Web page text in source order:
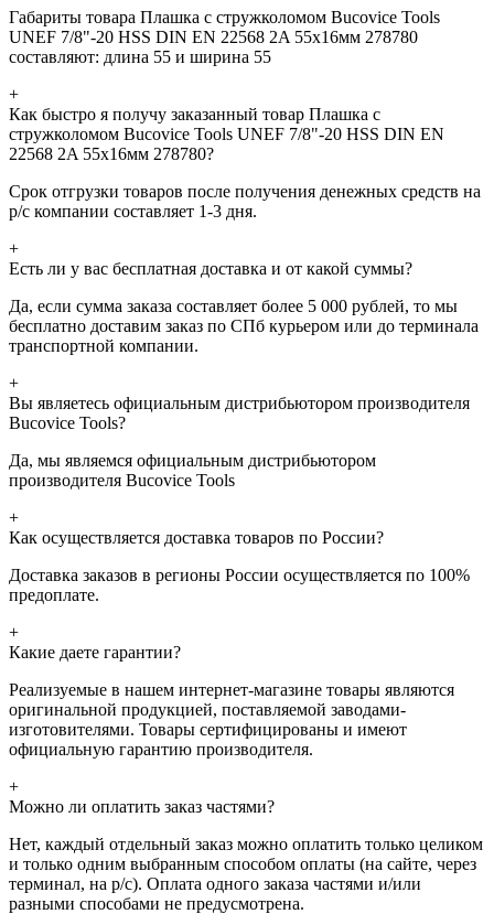
Габариты товара Плашка с стружколомом Bucovice Tools
UNEF 7/8"-20 HSS DIN EN 22568 2A 55x16мм 278780
составляют: длина 55 и ширина 55
+
Как быстро я получу заказанный товар Плашка с
стружколомом Bucovice Tools UNEF 7/8"-20 HSS DIN EN
22568 2A 55x16мм 278780?
Срок отгрузки товаров после получения денежных средств на
р/с компании составляет 1-3 дня.
+
Есть ли у вас бесплатная доставка и от какой суммы?
Да, если сумма заказа составляет более 5 000 рублей, то мы
бесплатно доставим заказ по СПб курьером или до терминала
транспортной компании.
+
Вы являетесь официальным дистрибьютором производителя
Bucovice Tools?
Да, мы являемся официальным дистрибьютором
производителя Bucovice Tools
+
Как осуществляется доставка товаров по России?
Доставка заказов в регионы России осуществляется по 100%
предоплате.
+
Какие даете гарантии?
Реализуемые в нашем интернет-магазине товары являются
оригинальной продукцией, поставляемой заводами-
изготовителями. Товары сертифицированы и имеют
официальную гарантию производителя.
+
Можно ли оплатить заказ частями?
Нет, каждый отдельный заказ можно оплатить только целиком
и только одним выбранным способом оплаты (на сайте, через
терминал, на р/с). Оплата одного заказа частями и/или
разными способами не предусмотрена.